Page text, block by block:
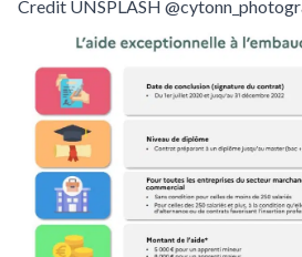
Credit UNSPLASH